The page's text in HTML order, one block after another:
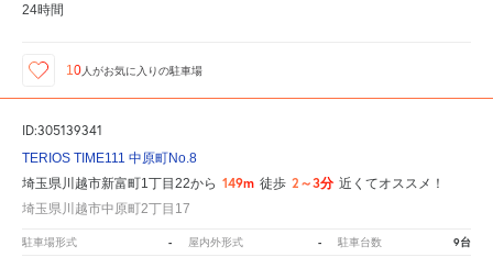
24時間
10人がお気に入りの駐車場
ID:305139341
TERIOS TIME111 中原町No.8
埼玉県川越市新富町1丁目22から 149m 徒歩 2～3分 近くてオススメ！
埼玉県川越市中原町2丁目17
駐車場形式 - 屋内外形式 - 駐車台数 9台